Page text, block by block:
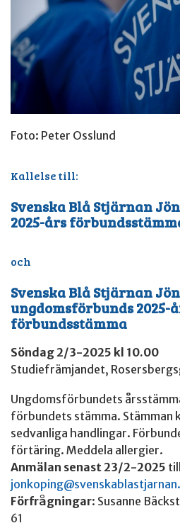
Foto: Peter Osslund
Kallelse till:
Svenska Blå Stjärnan
2025-års
och
Svenska Blå Stjärnan
ungdomsförbunds 2025-
förbundsstämma
Söndag 2/3-2025 kl 10.00
Studiefrämjandet,
Ungdomsförbundets
förbundets stämma. Stämman
sedvanliga handlingar.
förtäring. Meddela allergier.
Anmälan senast 23/2-2025
Förfrågningar: Susanne
61